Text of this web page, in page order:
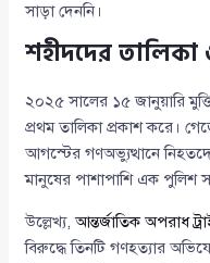
সাড়া দেননি।
শহীদদের তালিকা
২০২৫ সালের ১৫ জানুয়ারি
প্রথম তালিকা প্রকাশ করে।
আগস্টের গণঅভ্যুত্থানে
মানুষের পাশাপাশি এক পুলিশ
উল্লেখ্য,আন্তর্জাতিক অপরাধ
বিরুদ্ধে তিনটি গণহত্যার